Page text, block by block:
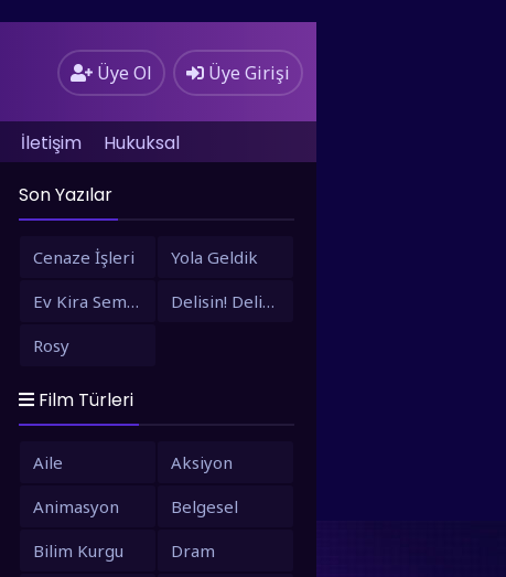
Üye Ol Üye Girişi
İletişim
Hukuksal
Son Yazılar
Cenaze İşleri
Yola Geldik
Ev Kira Semt Bizim
Delisin! Delisin!
Rosy
Film Türleri
Aile
Aksiyon
Animasyon
Belgesel
Bilim Kurgu
Dram